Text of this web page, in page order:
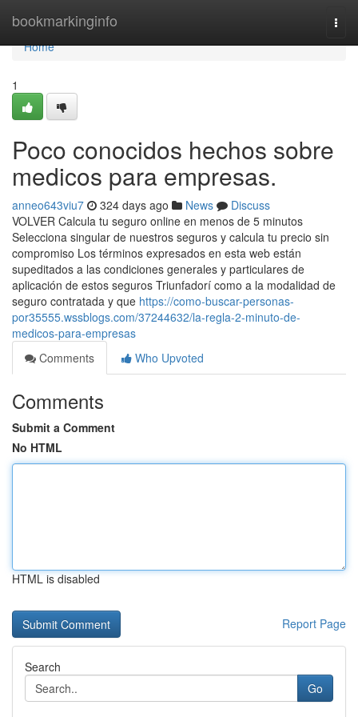
bookmarkinginfo
Home
Home
1
Poco conocidos hechos sobre
medicos para empresas.
anneo643viu7 324 days ago News
Discuss
VOLVER Calcula tu seguro online en menos de 5 minutos
Selecciona singular de nuestros seguros y calcula tu precio sin
compromiso Los términos expresados en esta web están
supeditados a las condiciones generales y particulares de
aplicación de estos seguros Triunfadorí como a la modalidad de
seguro contratada y que https://como-buscar-personas-
por35555.wssblogs.com/37244632/la-regla-2-minuto-de-
medicos-para-empresas
Comments
Who Upvoted
Comments
Submit a Comment
No HTML
HTML is disabled
Report Page
Search
Go